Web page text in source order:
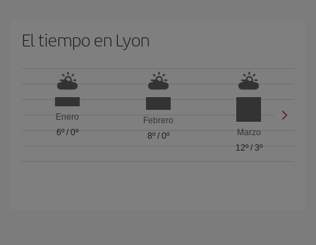
El tiempo en Lyon
Enero
6º/ 0º
Febrero
8º/ 0º
Marzo
12º/ 3º